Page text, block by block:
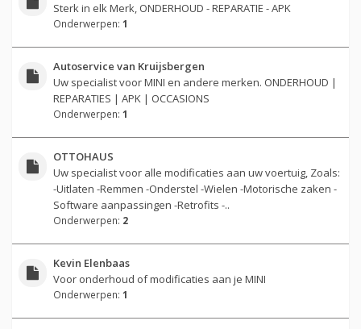
Sterk in elk Merk, ONDERHOUD - REPARATIE - APK
Onderwerpen: 1
Autoservice van Kruijsbergen
Uw specialist voor MINI en andere merken. ONDERHOUD |
REPARATIES | APK | OCCASIONS
Onderwerpen: 1
OTTOHAUS
Uw specialist voor alle modificaties aan uw voertuig, Zoals:
-Uitlaten -Remmen -Onderstel -Wielen -Motorische zaken -
Software aanpassingen -Retrofits -..
Onderwerpen: 2
Kevin Elenbaas
Voor onderhoud of modificaties aan je MINI
Onderwerpen: 1